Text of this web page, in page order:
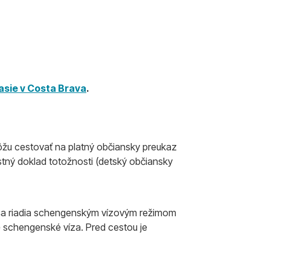
v Costa Brava.
cestovať na platný občiansky preukaz
doklad totožnosti (detský občiansky
riadia schengenským vízovým režimom
víza. Pred cestou je